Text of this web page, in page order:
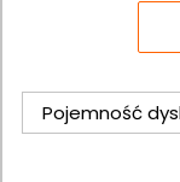
Pojemność